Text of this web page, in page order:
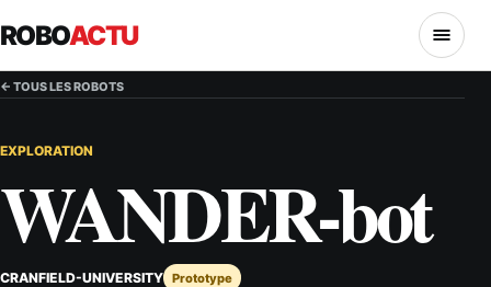
ROBOACTU MENU
← TOUS LES ROBOTS
EXPLORATION
WANDER-bot
CRANFIELD-UNIVERSITY Prototype